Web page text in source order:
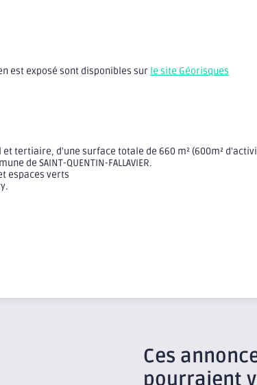
est exposé sont disponibles sur le site Géorisques
tertiaire, d'une surface totale de 660 m² (600m²
de SAINT-QUENTIN-FALLAVIER.
espaces verts
Ces
pourraient